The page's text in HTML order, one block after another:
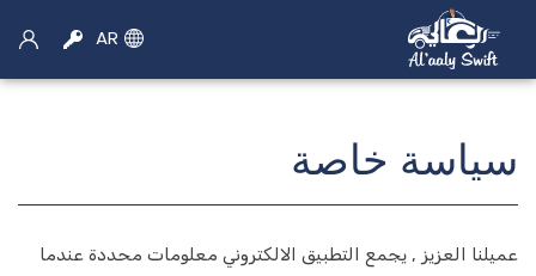
AR
اختر الخدمة ×
سياسة خاصة
عميلنا العزيز , يجمع التطبيق الالكتروني معلومات محددة عندما